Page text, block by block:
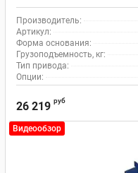
Производитель:
Артикул:
Форма основания:
Грузоподъемность, кг:
Тип привода:
Опции:
26 219 руб
Видеообзор